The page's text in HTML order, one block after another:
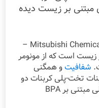
مبتنی بر زیست دیده
DURABIO ™ توسط Mitsubishi Chemical Corporation –
است که از مونومر
شفافیتو همگنی
تخت-پلی کربنات دو
جداره-پلی کربنات لانه زنبوری معمولی مبتنی بر BPA